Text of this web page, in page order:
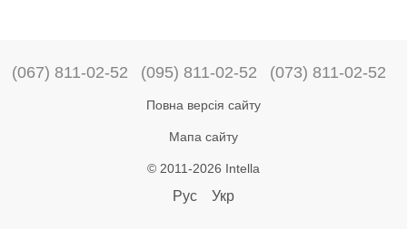
(067) 811-02-52 (095) 811-02-52 (073) 811-02-52
Повна версія сайту
Мапа сайту
© 2011-2026 Intella
Рус Укр